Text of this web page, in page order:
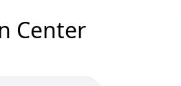
Center